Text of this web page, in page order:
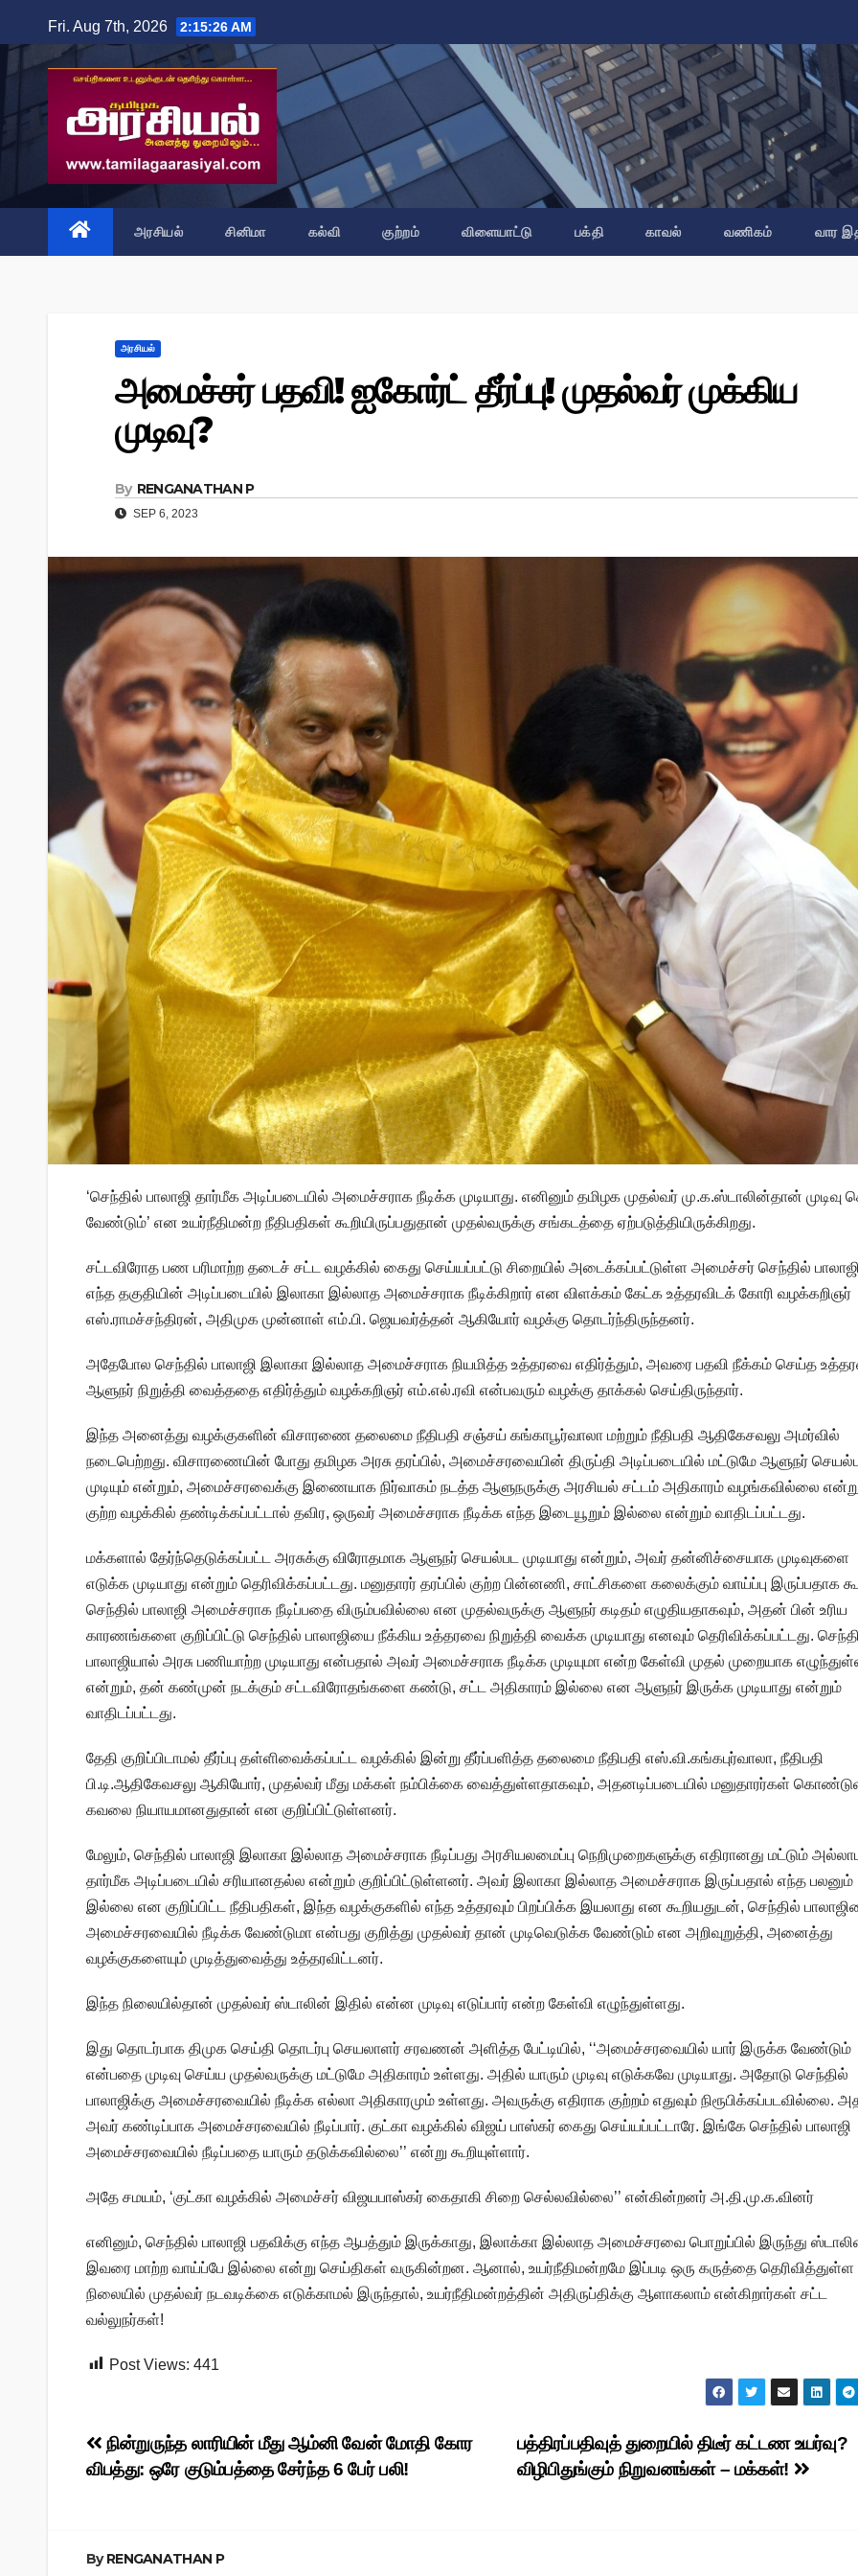
to
content
Fri. Aug 7th, 2026 2:15:27 AM
அரசியல் சினிமா கல்வி குற்றம் விளையாட்டு பக்தி காவல் வணிகம் வார
அரசியல்
அமைச்சர் பதவி! ஐகோர்ட் தீர்ப்பு! முதல்வர் முக்கிய
முடிவு?
By RENGANATHAN P
SEP 6, 2023
‘செந்தில் பாலாஜி தார்மீக அடிப்படையில் அமைச்சராக நீடிக்க முடியாது. எனினும் தமிழக முதல்வர் மு.க.ஸ்டாலின்தான் முடிவு
வேண்டும்’ என உயர்நீதிமன்ற நீதிபதிகள் கூறியிருப்பதுதான் முதல்வருக்கு சங்கடத்தை ஏற்படுத்தியிருக்கிறது.
சட்டவிரோத பண பரிமாற்ற தடைச் சட்ட வழக்கில் கைது செய்யப்பட்டு சிறையில் அடைக்கப்பட்டுள்ள அமைச்சர் செந்தில்
எந்த தகுதியின் அடிப்படையில் இலாகா இல்லாத அமைச்சராக நீடிக்கிறார் என விளக்கம் கேட்க உத்தரவிடக் கோரி வழக்கறிஞர்
எஸ்.ராமச்சந்திரன், அதிமுக முன்னாள் எம்.பி. ஜெயவர்த்தன் ஆகியோர் வழக்கு தொடர்ந்திருந்தனர்.
அதேபோல செந்தில் பாலாஜி இலாகா இல்லாத அமைச்சராக நியமித்த உத்தரவை எதிர்த்தும், அவரை பதவி நீக்கம் செய்த
ஆளுநர் நிறுத்தி வைத்ததை எதிர்த்தும் வழக்கறிஞர் எம்.எல்.ரவி என்பவரும் வழக்கு தாக்கல் செய்திருந்தார்.
இந்த அனைத்து வழக்குகளின் விசாரணை தலைமை நீதிபதி சஞ்சய் கங்காபூர்வாலா மற்றும் நீதிபதி ஆதிகேசவலு அமர்வில்
நடைபெற்றது. விசாரணையின் போது தமிழக அரசு தரப்பில், அமைச்சரவையின் திருப்தி அடிப்படையில் மட்டுமே ஆளுநர்
முடியும் என்றும், அமைச்சரவைக்கு இணையாக நிர்வாகம் நடத்த ஆளுநருக்கு அரசியல் சட்டம் அதிகாரம் வழங்கவில்லை
குற்ற வழக்கில் தண்டிக்கப்பட்டால் தவிர, ஒருவர் அமைச்சராக நீடிக்க எந்த இடையூறும் இல்லை என்றும் வாதிடப்பட்டது.
மக்களால் தேர்ந்தெடுக்கப்பட்ட அரசுக்கு விரோதமாக ஆளுநர் செயல்பட முடியாது என்றும், அவர் தன்னிச்சையாக முடிவுகளை
எடுக்க முடியாது என்றும் தெரிவிக்கப்பட்டது. மனுதாரர் தரப்பில் குற்ற பின்னணி, சாட்சிகளை கலைக்கும் வாய்ப்பு இருப்பதாக
செந்தில் பாலாஜி அமைச்சராக நீடிப்பதை விரும்பவில்லை என முதல்வருக்கு ஆளுநர் கடிதம் எழுதியதாகவும், அதன் பின் உரிய
காரணங்களை குறிப்பிட்டு செந்தில் பாலாஜியை நீக்கிய உத்தரவை நிறுத்தி வைக்க முடியாது எனவும் தெரிவிக்கப்பட்டது.
பாலாஜியால் அரசு பணியாற்ற முடியாது என்பதால் அவர் அமைச்சராக நீடிக்க முடியுமா என்ற கேள்வி முதல் முறையாக
என்றும், தன் கண்முன் நடக்கும் சட்டவிரோதங்களை கண்டு, சட்ட அதிகாரம் இல்லை என ஆளுநர் இருக்க முடியாது என்றும்
வாதிடப்பட்டது.
தேதி குறிப்பிடாமல் தீர்ப்பு தள்ளிவைக்கப்பட்ட வழக்கில் இன்று தீர்ப்பளித்த தலைமை நீதிபதி எஸ்.வி.கங்கபுர்வாலா, நீதிபதி
பி.டி.ஆதிகேவசலு ஆகியோர், முதல்வர் மீது மக்கள் நம்பிக்கை வைத்துள்ளதாகவும், அதனடிப்படையில் மனுதாரர்கள்
கவலை நியாயமானதுதான் என குறிப்பிட்டுள்ளனர்.
மேலும், செந்தில் பாலாஜி இலாகா இல்லாத அமைச்சராக நீடிப்பது அரசியலமைப்பு நெறிமுறைகளுக்கு எதிரானது மட்டும்
தார்மீக அடிப்படையில் சரியானதல்ல என்றும் குறிப்பிட்டுள்ளனர். அவர் இலாகா இல்லாத அமைச்சராக இருப்பதால் எந்த பலனும்
இல்லை என குறிப்பிட்ட நீதிபதிகள், இந்த வழக்குகளில் எந்த உத்தரவும் பிறப்பிக்க இயலாது என கூறியதுடன், செந்தில்
அமைச்சரவையில் நீடிக்க வேண்டுமா என்பது குறித்து முதல்வர் தான் முடிவெடுக்க வேண்டும் என அறிவுறுத்தி, அனைத்து
வழக்குகளையும் முடித்துவைத்து உத்தரவிட்டனர்.
இந்த நிலையில்தான் முதல்வர் ஸ்டாலின் இதில் என்ன முடிவு எடுப்பார் என்ற கேள்வி எழுந்துள்ளது.
இது தொடர்பாக திமுக செய்தி தொடர்பு செயலாளர் சரவணன் அளித்த பேட்டியில், ‘‘அமைச்சரவையில் யார் இருக்க வேண்டும்
என்பதை முடிவு செய்ய முதல்வருக்கு மட்டுமே அதிகாரம் உள்ளது. அதில் யாரும் முடிவு எடுக்கவே முடியாது. அதோடு செந்தில்
பாலாஜிக்கு அமைச்சரவையில் நீடிக்க எல்லா அதிகாரமும் உள்ளது. அவருக்கு எதிராக குற்றம் எதுவும் நிரூபிக்கப்படவில்லை.
அவர் கண்டிப்பாக அமைச்சரவையில் நீடிப்பார். குட்கா வழக்கில் விஜய் பாஸ்கர் கைது செய்யப்பட்டாரே. இங்கே செந்தில் பாலாஜி
அமைச்சரவையில் நீடிப்பதை யாரும் தடுக்கவில்லை’’ என்று கூறியுள்ளார்.
அதே சமயம், ‘குட்கா வழக்கில் அமைச்சர் விஜயபாஸ்கர் கைதாகி சிறை செல்லவில்லை’’ என்கின்றனர் அ.தி.மு.க.வினர்
எனினும், செந்தில் பாலாஜி பதவிக்கு எந்த ஆபத்தும் இருக்காது, இலாக்கா இல்லாத அமைச்சரவை பொறுப்பில் இருந்து
இவரை மாற்ற வாய்ப்பே இல்லை என்று செய்திகள் வருகின்றன. ஆனால், உயர்நீதிமன்றமே இப்படி ஒரு கருத்தை தெரிவித்துள்ள
நிலையில் முதல்வர் நடவடிக்கை எடுக்காமல் இருந்தால், உயர்நீதிமன்றத்தின் அதிருப்திக்கு ஆளாகலாம் என்கிறார்கள் சட்ட
வல்லுநர்கள்!
Post Views: 441
Post
navigation
பத்திரப்பதிவுத் துறையில் திடீர் கட்டண உயர்வு?
விழிபிதுங்கும் நிறுவனங்கள் – மக்கள்!
நின்றுருந்த லாரியின் மீது ஆம்னி வேன் மோதி கோர
விபத்து: ஒரே குடும்பத்தை சேர்ந்த 6 பேர் பலி!
ByRENGANATHAN P